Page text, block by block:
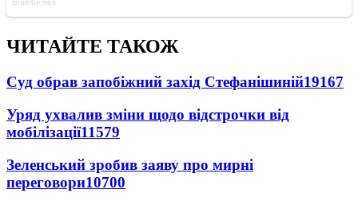
ЧИТАЙТЕ ТАКОЖ
Суд обрав запобіжний захід Стефанішиній19167
Уряд ухвалив зміни щодо відстрочки від
мобілізації11579
Зеленський зробив заяву про мирні
переговори10700